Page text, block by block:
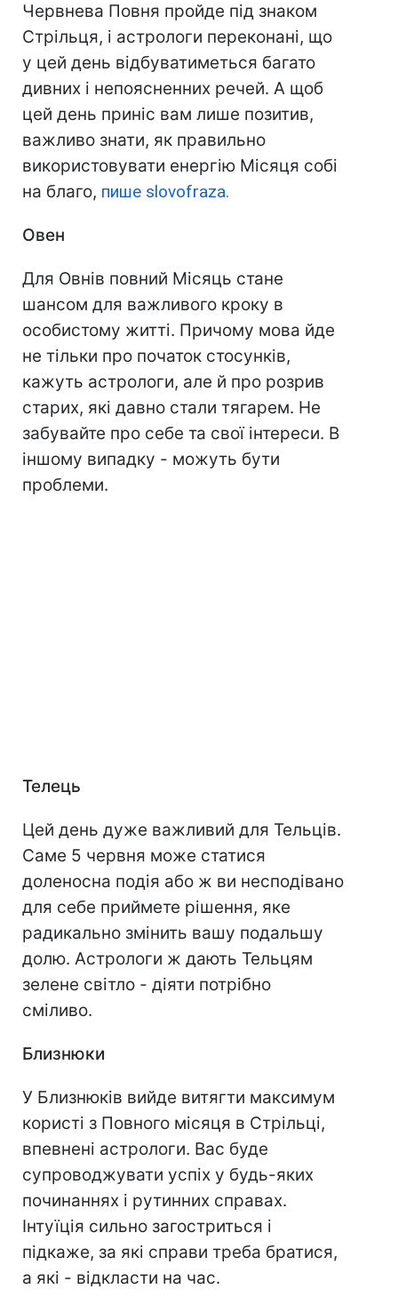
Червнева Повня пройде під знаком
Стрільця, і астрологи переконані, що
у цей день відбуватиметься багато
дивних і непоясненних речей. А щоб
цей день приніс вам лише позитив,
важливо знати, як правильно
використовувати енергію Місяця собі
на благо, пише slovofraza.
Овен
Для Овнів повний Місяць стане
шансом для важливого кроку в
особистому житті. Причому мова йде
не тільки про початок стосунків,
кажуть астрологи, але й про розрив
старих, які давно стали тягарем. Не
забувайте про себе та свої інтереси. В
іншому випадку - можуть бути
проблеми.
Телець
Цей день дуже важливий для Тельців.
Саме 5 червня може статися
доленосна подія або ж ви несподівано
для себе приймете рішення, яке
радикально змінить вашу подальшу
долю. Астрологи ж дають Тельцям
зелене світло - діяти потрібно
сміливо.
Близнюки
У Близнюків вийде витягти максимум
користі з Повного місяця в Стрільці,
впевнені астрологи. Вас буде
супроводжувати успіх у будь-яких
починаннях і рутинних справах.
Інтуїція сильно загостриться і
підкаже, за які справи треба братися,
а які - відкласти на час.